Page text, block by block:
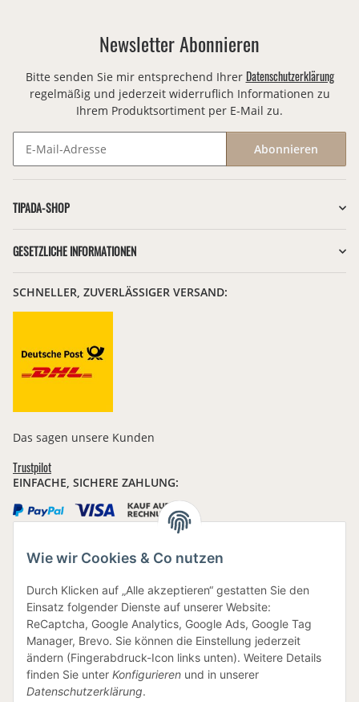
Wie wir Cookies & Co nutzen
Durch Klicken auf „Alle akzeptieren“ gestatten Sie den
Einsatz folgender Dienste auf unserer Website:
ReCaptcha, Google Analytics, Google Ads, Google Tag
Manager, Brevo. Sie können die Einstellung jederzeit
ändern (Fingerabdruck-Icon links unten). Weitere Details
finden Sie unter Konfigurieren und in unserer
Datenschutzerklärung.
Newsletter Abonnieren
Bitte senden Sie mir entsprechend Ihrer Datenschutzerklärung
regelmäßig und jederzeit widerruflich Informationen zu
Ihrem Produktsortiment per E-Mail zu.
Abonnieren
TIPADA-SHOP
GESETZLICHE INFORMATIONEN
SCHNELLER, ZUVERLÄSSIGER VERSAND:
Das sagen unsere Kunden
Trustpilot
EINFACHE, SICHERE ZAHLUNG:
BEWUSSTE VERPACKUNG